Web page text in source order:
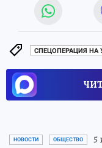
СПЕЦОПЕРАЦИЯ НА
НОВОСТИ ОБЩЕСТВО 5